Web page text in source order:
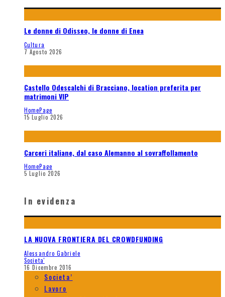
Le donne di Odisseo, le donne di Enea
Cultura
7 Agosto 2026
Castello Odescalchi di Bracciano, location preferita per
matrimoni VIP
HomePage
15 Luglio 2026
Carceri italiane, dal caso Alemanno al sovraffollamento
HomePage
5 Luglio 2026
In evidenza
LA NUOVA FRONTIERA DEL CROWDFUNDING
Alessandro Gabriele
Societa'
16 Dicembre 2016
Societa’
Lavoro